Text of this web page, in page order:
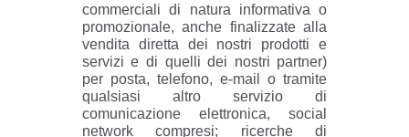
commerciali di natura informativa o
promozionale, anche finalizzate alla
vendita diretta dei nostri prodotti e
servizi e di quelli dei nostri partner)
per posta, telefono, e-mail o tramite
qualsiasi altro servizio di
comunicazione elettronica, social
network compresi; ricerche di